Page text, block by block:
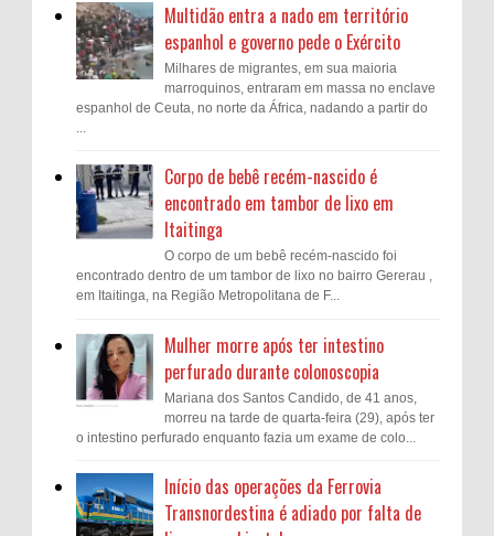
Multidão entra a nado em território
espanhol e governo pede o Exército
Milhares de migrantes, em sua maioria
marroquinos, entraram em massa no enclave
espanhol de Ceuta, no norte da África, nadando a partir do
...
Corpo de bebê recém-nascido é
encontrado em tambor de lixo em
Itaitinga
O corpo de um bebê recém-nascido foi
encontrado dentro de um tambor de lixo no bairro Gererau ,
em Itaitinga, na Região Metropolitana de F...
Mulher morre após ter intestino
perfurado durante colonoscopia
Mariana dos Santos Candido, de 41 anos,
morreu na tarde de quarta-feira (29), após ter
o intestino perfurado enquanto fazia um exame de colo...
Início das operações da Ferrovia
Transnordestina é adiado por falta de